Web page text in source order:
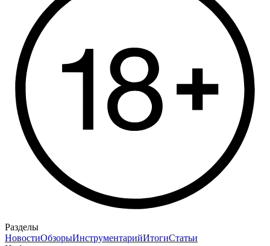
Разделы
НовостиОбзорыИнструментарийИтогиСтатьи